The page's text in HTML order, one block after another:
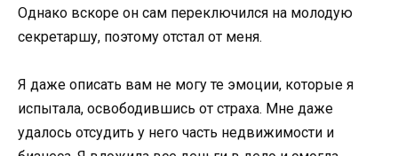
Однако вскоре он сам переключился на молодую
секретаршу, поэтому отстал от меня.
Я даже описать вам не могу те эмоции, которые я
испытала, освободившись от страха. Мне даже
удалось отсудить у него часть недвижимости и